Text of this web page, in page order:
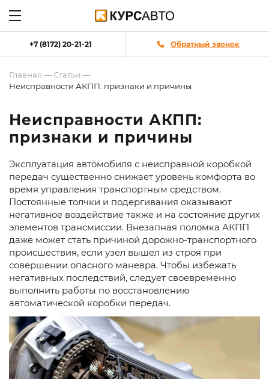
+7 (8172) 20-21-21 Обратный звонок
Главная — Статьи —
Неисправности АКПП: признаки и причины
Неисправности АКПП:
признаки и причины
Эксплуатация автомобиля с неисправной коробкой
передач существенно снижает уровень комфорта во
время управления транспортным средством.
Постоянные толчки и подергивания оказывают
негативное воздействие также и на состояние других
элементов трансмиссии. Внезапная поломка АКПП
даже может стать причиной дорожно-транспортного
происшествия, если узел вышел из строя при
совершении опасного маневра. Чтобы избежать
негативных последствий, следует своевременно
выполнить работы по восстановлению
автоматической коробки передач.